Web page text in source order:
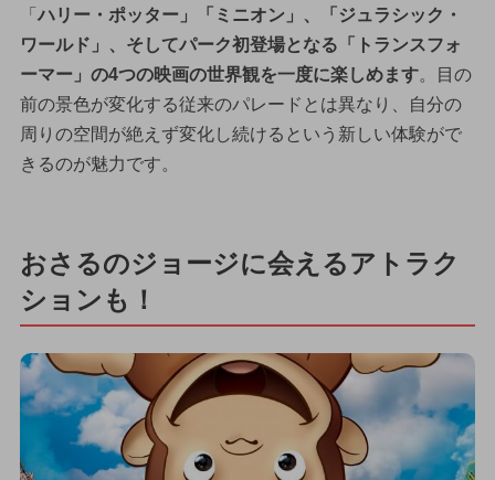
「ハリー・ポッター」「ミニオン」、「ジュラシック・
ワールド」、そしてパーク初登場となる「トランスフォ
ーマー」の4つの映画の世界観を一度に楽しめます。目の
前の景色が変化する従来のパレードとは異なり、自分の
周りの空間が絶えず変化し続けるという新しい体験がで
きるのが魅力です。
おさるのジョージに会えるアトラク
ションも！